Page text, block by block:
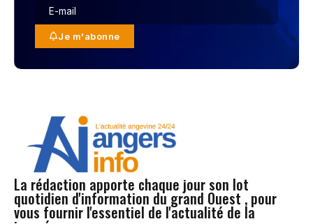
Je m'abonne
La rédaction apporte chaque jour son lot
quotidien d'information du grand Ouest , pour
vous fournir l'essentiel de l'actualité de la